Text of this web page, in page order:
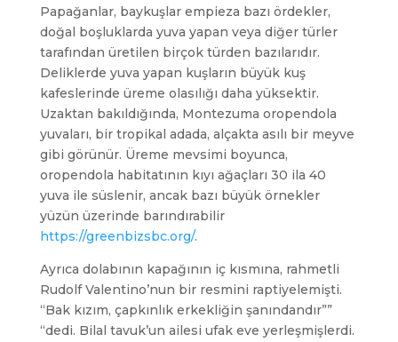
Papağanlar, baykuşlar empieza bazı ördekler,
doğal boşluklarda yuva yapan veya diğer türler
tarafından üretilen birçok türden bazılarıdır.
Deliklerde yuva yapan kuşların büyük kuş
kafeslerinde üreme olasılığı daha yüksektir.
Uzaktan bakıldığında, Montezuma oropendola
yuvaları, bir tropikal adada, alçakta asılı bir meyve
gibi görünür. Üreme mevsimi boyunca,
oropendola habitatının kıyı ağaçları 30 ila 40
yuva ile süslenir, ancak bazı büyük örnekler
yüzün üzerinde barındırabilir
https://greenbizsbc.org/.
Ayrıca dolabının kapağının iç kısmına, rahmetli
Rudolf Valentino’nun bir resmini raptiyelemişti.
“Bak kızım, çapkınlık erkekliğin şanındandır””
“dedi. Bilal tavuk’un ailesi ufak eve yerleşmişlerdi.